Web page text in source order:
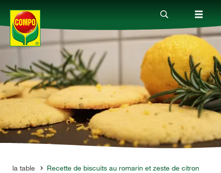
Produits
Conseil
Thèmes
Service
à la table Recette de biscuits au romarin et zeste de citron